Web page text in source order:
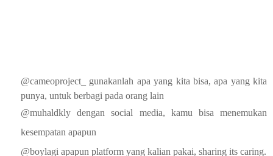
@cameoproject_ gunakanlah apa yang kita bisa, apa yang kita
punya, untuk berbagi pada orang lain
@muhaldkly dengan social media, kamu bisa menemukan
kesempatan apapun
@boylagi apapun platform yang kalian pakai, sharing its caring.